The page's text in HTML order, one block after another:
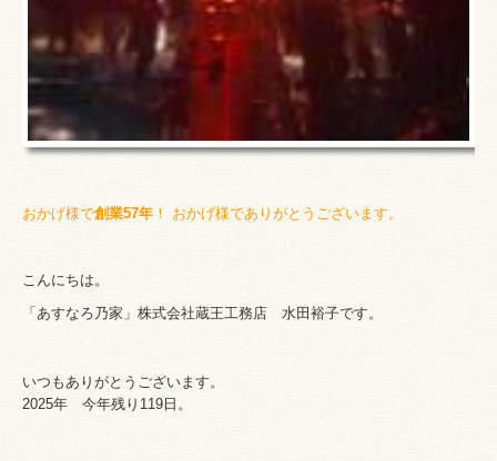
おかげ様で創業57年 ！ おかげ様でありがとう ございます。
こんにちは。
「あすなろ乃家」株式会社蔵王工務店 水田裕子です。
いつもありがとうございます。
2025年 今年残り119日。